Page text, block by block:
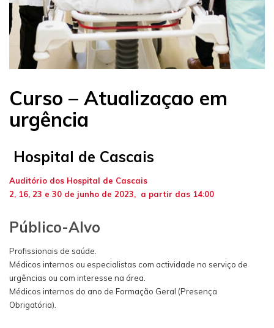
Curso – Atualizaçao em
urgência
Hospital de Cascais
Auditório dos Hospital de Cascais
2, 16, 23 e 30 de junho de 2023, a partir das 14:00
Público-Alvo
Profissionais de saúde.
Médicos internos ou especialistas com actividade no serviço de
urgências ou com interesse na área.
Médicos internos do ano de Formação Geral (Presença
Obrigatória).